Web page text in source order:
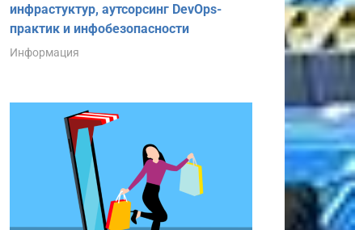
инфрастуктур, аутсорсинг DevOps-
практик и инфобезопасности
Информация